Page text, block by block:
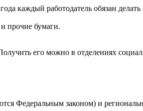
каждый работодатель обязан делать
прочие бумаги.
его можно в отделениях
Федеральным законом) и